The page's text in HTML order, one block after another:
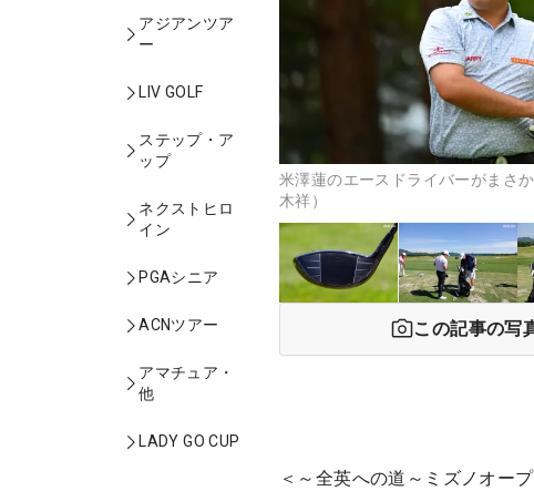
アジアンツア
ー
LIV GOLF
ステップ・ア
ップ
ネクストヒロ
イン
PGAシニア
ACNツアー
アマチュア・
他
LADY GO CUP
米澤蓮のエースドライバーがまさ
木祥）
この記事の写
＜～全英への道～ミズノオ